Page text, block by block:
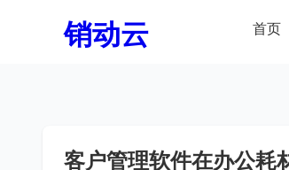
销动云 首页
客户管理软件在办公耗